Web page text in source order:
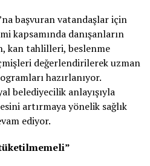
başvuran vatandaşlar için
kapsamında danışanların
kan tahlilleri, beslenme
değerlendirilerek uzman
hazırlanıyor.
belediyecilik anlayışıyla
artırmaya yönelik sağlık
ediyor.